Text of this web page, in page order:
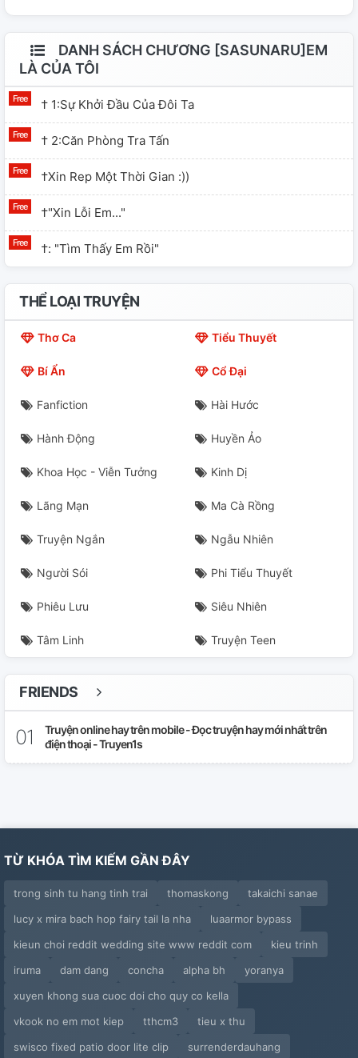
lòng.Chịu đựng những vết thương mà anh cho em,em sẽ
cho đó là tình yêu anh dành cho em. Nhưng nếu anh
giám phản! Em sẽ không nhường nhịn nữa,...em sẽ
khiến anh phải đau khổ,sự kìm hãm mà em phải chịu
đựng.
DANH SÁCH CHƯƠNG [SASUNARU]EM
LÀ CỦA TÔI
† 1:sự Khởi Đầu Của Đôi Ta
† 2:căn Phòng Tra Tấn
†xin Rep Một Thời Gian :))
†"xin Lỗi Em..."
†: "tìm Thấy Em Rồi"
THỂ LOẠI TRUYỆN
Thơ Ca Tiểu Thuyết
Bí Ẩn Cổ Đại
Fanfiction Hài Hước
Hành Động Huyền Ảo
Khoa Học - Viễn Tưởng Kinh Dị
Lãng Mạn Ma Cà Rồng
Truyện Ngắn Ngẫu Nhiên
Người Sói Phi Tiểu Thuyết
Phiêu Lưu Siêu Nhiên
Tâm Linh Truyện Teen
FRIENDS
Truyện online hay trên mobile - Đọc truyện hay mới nhất trên
điện thoại - Truyen1s
TỪ KHÓA TÌM KIẾM GẦN ĐÂY
trong sinh tu hang tinh trai thomaskong
takaichi sanae
lucy x mira bach hop fairy tail la nha
luaarmor bypass
kieun choi reddit wedding site www reddit com
kieu trinh
iruma
dam dang concha alpha bh
yoranya
xuyen khong sua cuoc doi cho quy co kella
vkook no em mot kiep
tthcm3
tieu x thu
swisco fixed patio door lite clip
surrenderdauhang